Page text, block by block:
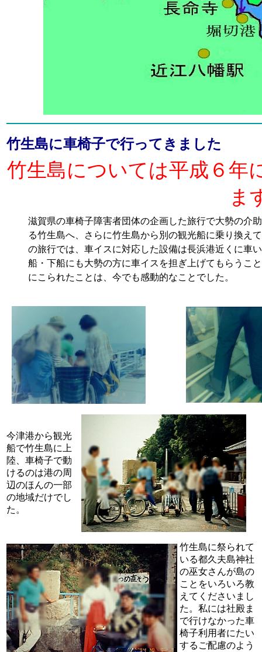
竹生島に車椅子で行ってきました
竹生島については平成６年
ま
滋賀県の車椅子障害者団体の企画した旅行で大勢の介
る竹生島へ、さらに竹生島から別の観光船に乗り換え
の旅行では、車イスに対応した設備は長浜港近くに車
船・下船にも大勢の方に車イスを担ぎ上げてもらうこ
にこられたことは、今でも感動的なことでした。
今津港から観光
船で竹生島に上
陸、車椅子で動
けるのは港の周
辺のほんの一部
の地域だけでし
た。
竹生島に祭られて
いる都久夫島神社
の巫女さんが島の
ことをいろいろ教
えてくださいまし
た。私には社殿ま
で行けなかった車
椅子利用者にたい
するご配慮のよう